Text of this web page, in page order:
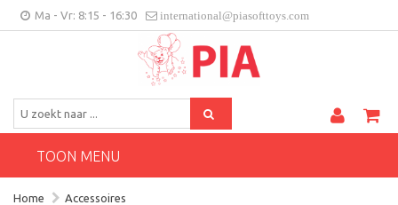
Ma - Vr: 8:15 - 16:30 international@piasofttoys.com
Klantenfeedback
BE/NL
TOON MENU
Home Accessoires